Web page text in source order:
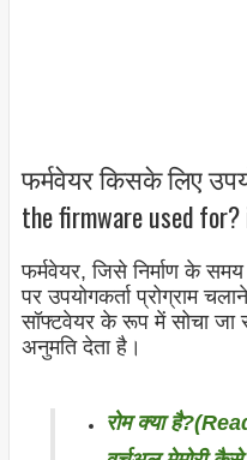
फर्मवेयर किसके लिए
the firmware used
फर्मवेयर, जिसे निर्माण के
पर उपयोगकर्ता प्रोग्राम
सॉफ्टवेयर के रूप में सोचा जा
अनुमति देता है।
रोम क्या